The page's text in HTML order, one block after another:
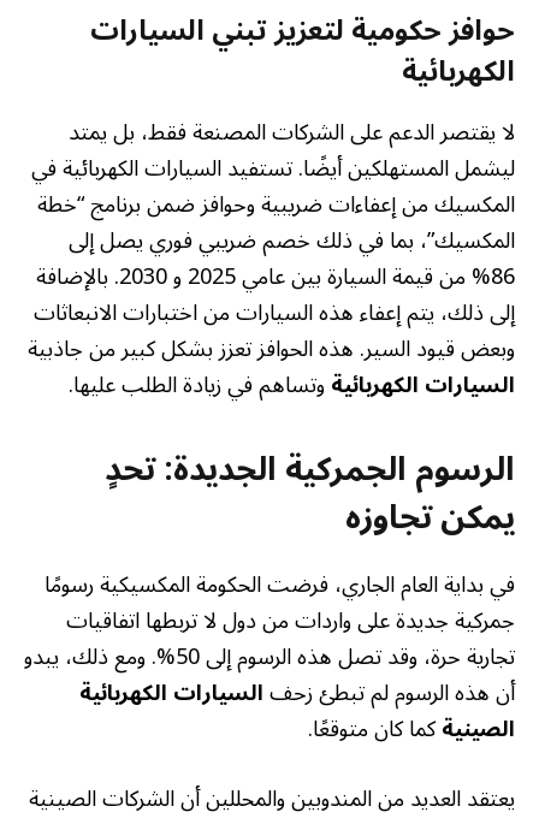
حوافز حكومية لتعزيز تبني السيارات
الكهربائية
لا يقتصر الدعم على الشركات المصنعة فقط، بل يمتد
ليشمل المستهلكين أيضًا. تستفيد السيارات الكهربائية في
المكسيك من إعفاءات ضريبية وحوافز ضمن برنامج “خطة
المكسيك”، بما في ذلك خصم ضريبي فوري يصل إلى
86% من قيمة السيارة بين عامي 2025 و 2030. بالإضافة
إلى ذلك، يتم إعفاء هذه السيارات من اختبارات الانبعاثات
وبعض قيود السير. هذه الحوافز تعزز بشكل كبير من جاذبية
السيارات الكهربائيةوتساهم في زيادة الطلب عليها.
الرسوم الجمركية الجديدة: تحدٍ
يمكن تجاوزه
في بداية العام الجاري، فرضت الحكومة المكسيكية رسومًا
جمركية جديدة على واردات من دول لا تربطها اتفاقيات
تجارية حرة، وقد تصل هذه الرسوم إلى 50%. ومع ذلك، يبدو
أن هذه الرسوم لم تبطئ زحفالسيارات الكهربائية
الصينيةكما كان متوقعًا.
يعتقد العديد من المندوبين والمحللين أن الشركات الصينية